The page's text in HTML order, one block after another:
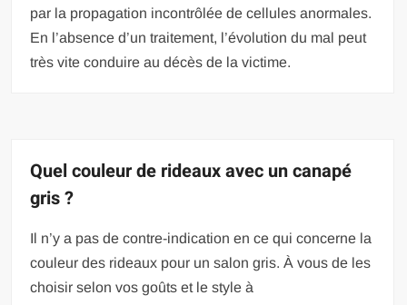
par la propagation incontrôlée de cellules anormales.
En l’absence d’un traitement, l’évolution du mal peut
très vite conduire au décès de la victime.
Quel couleur de rideaux avec un canapé
gris ?
Il n’y a pas de contre-indication en ce qui concerne la
couleur des rideaux pour un salon gris. À vous de les
choisir selon vos goûts et le style à